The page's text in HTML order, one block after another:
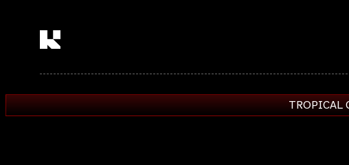
Startseite DE TROPICAL